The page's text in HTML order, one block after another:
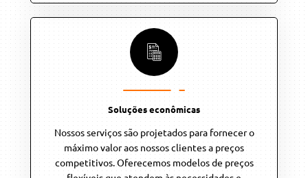
Soluções econômicas
Nossos serviços são projetados para fornecer o
máximo valor aos nossos clientes a preços
competitivos. Oferecemos modelos de preços